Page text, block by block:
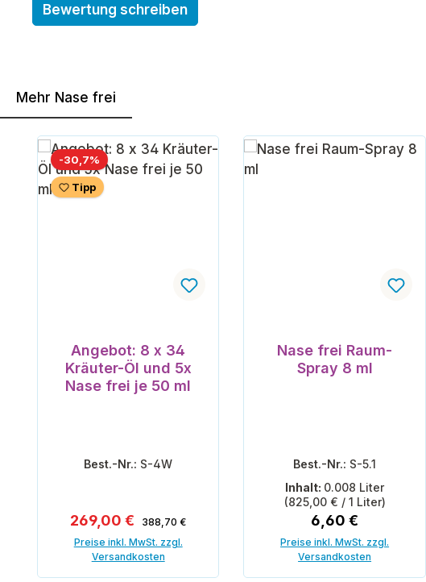
Bewertung schreiben
Mehr Nase frei
Produktgalerie überspringen
-30,7% Rabatt
Tipp
Angebot: 8 x 34
Kräuter-Öl und 5x
Nase frei je 50 ml
Best.-Nr.: S-4W
Verkaufspreis:
269,00 € Regulärer Preis:
388,70 €
Preise inkl. MwSt. zzgl.
Versandkosten
Nase frei Raum-
Spray 8 ml
Best.-Nr.: S-5.1
Inhalt: 0.008 Liter
(825,00 € / 1 Liter)
Regulärer Preis:
6,60 €
Preise inkl. MwSt. zzgl.
Versandkosten